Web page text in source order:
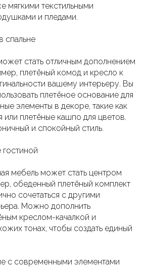
мягкими текстильными
и пледами.
спальне
стать отличным дополнением
плетёный комод и кресло к
вашему интерьеру. Вы
плетёное основание для
элементы в декоре, такие как
или плетёные кашпо для цветов.
и спокойный стиль.
мебель может стать центром
обеденный плетёный комплект
сочетаться с другими
Можно дополнить
креслом-качалкой и
тонах, чтобы создать единый
с современными элементами